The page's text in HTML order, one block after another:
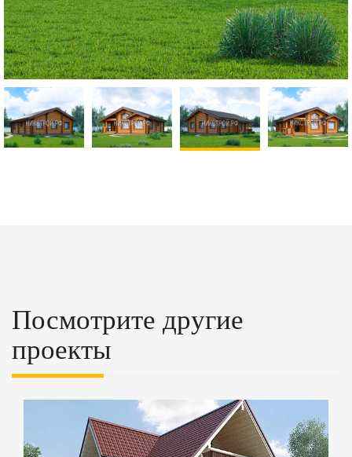
Посмотрите другие
проекты